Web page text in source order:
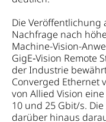
Die Veröffentlichung
Nachfrage nach
Machine-Vision-
GigE‑Vision Remote
der Industrie
Converged Ethernet
von Allied Vision
10 und 25 Gbit/s.
darüber hinaus